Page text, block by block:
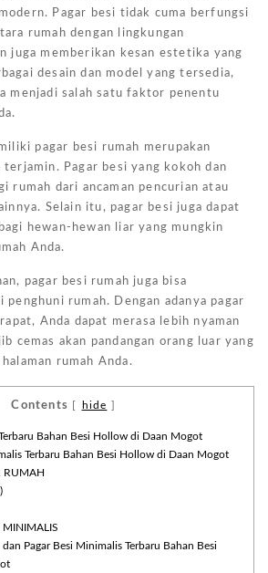
Pagar besi tidak cuma berfungsi
rumah dengan lingkungan
juga memberikan kesan estetika yang
desain dan model yang tersedia,
menjadi salah satu faktor penentu
pagar besi rumah merupakan
terjamin. Pagar besi yang kokoh dan
rumah dari ancaman pencurian atau
Selain itu, pagar besi juga dapat
hewan-hewan liar yang mungkin
Anda.
pagar besi rumah juga bisa
penghuni rumah. Dengan adanya pagar
Anda dapat merasa lebih nyaman
cemas akan pandangan orang luar yang
rumah Anda.
Contents hide
Bahan Besi Hollow di Daan Mogot
Terbaru Bahan Besi Hollow di Daan Mogot
RUMAH
MINIMALIS
Pagar Besi Minimalis Terbaru Bahan Besi